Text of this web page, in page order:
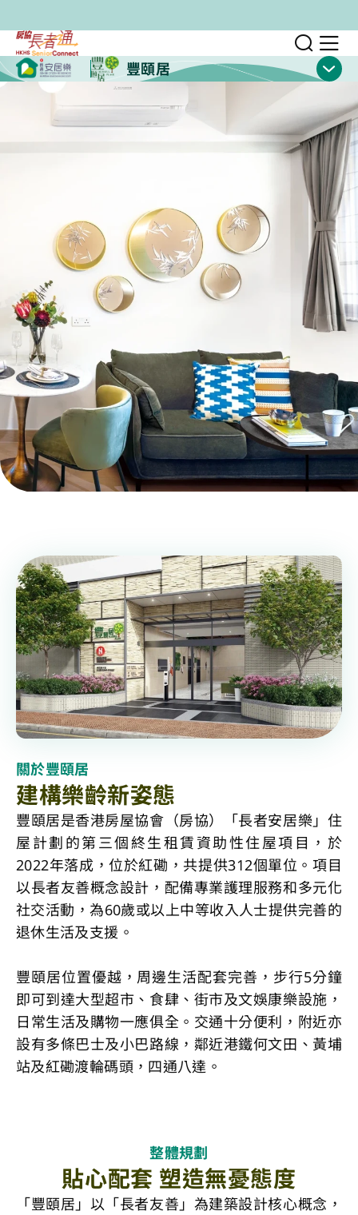
跳至主要內容
切換
顯
豐頤居
顯
關於豐頤居
建構樂齡新姿態
豐頤居是香港房屋協會（房協）「長者安居樂」住
屋計劃的第三個終生租賃資助性住屋項目，於
2022年落成，位於紅磡，共提供312個單位。項目
以長者友善概念設計，配備專業護理服務和多元化
社交活動，為60歲或以上中等收入人士提供完善的
退休生活及支援。
豐頤居位置優越，周邊生活配套完善，步行5分鐘
即可到達大型超市、食肆、街市及文娛康樂設施，
日常生活及購物一應俱全。交通十分便利，附近亦
設有多條巴士及小巴路線，鄰近港鐵何文田、黃埔
站及紅磡渡輪碼頭，四通八達。
整體規劃
貼心配套 塑造無憂態度
「豐頤居」以「長者友善」為建築設計核心概念，